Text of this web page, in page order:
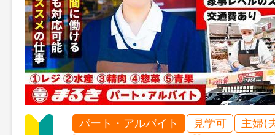
パート・アルバイト 見学可
主婦(